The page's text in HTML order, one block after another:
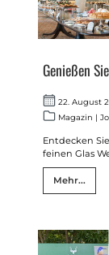
Genießen
22. August
Magazin |
Entdecken
feinen Glas
Mehr...